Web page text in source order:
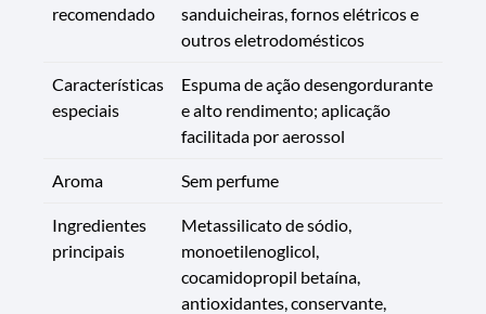
recomendado
sanduicheiras, fornos elétricos e
outros eletrodomésticos
Características
especiais
Espuma de ação desengordurante
e alto rendimento; aplicação
facilitada por aerossol
Aroma Sem perfume
Ingredientes
principais
Metassilicato de sódio,
monoetilenoglicol,
cocamidopropil betaína,
antioxidantes, conservante,